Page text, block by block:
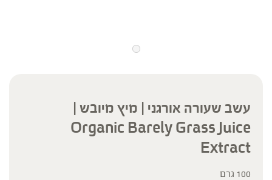
עשב שעורה אורגני | מיץ מיובש |
Organic Barely Grass Juice
Extract
100 גרם